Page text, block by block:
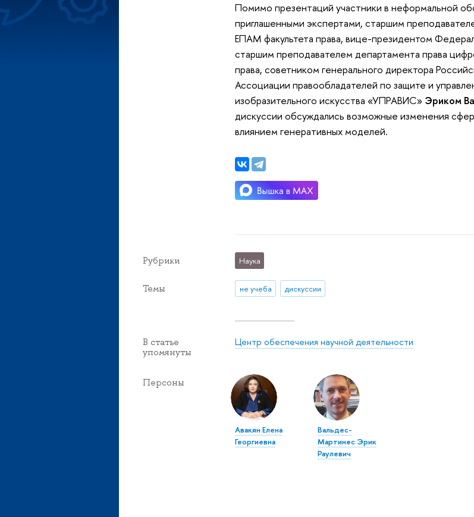
Помимо презентаций участники в неформальной
приглашенными экспертами, старшим
ЕПАМ факультета права, вице-президентом
старшим преподавателем департамента права
права, советником генерального директора
Ассоциации правообладателей по защите и
изобразительного искусства «УПРАВИС» Эриком
дискуссии обсуждались возможные изменения
влиянием генеративных моделей.
Рубрики Наука
Темы не учеба дискуссии
В статье
упомянуты
Центр обеспечения научной деятельности
Персоны
Авакян Елена
Георгиевна
Вальдес-
Мартинес Эрик
Раулевич